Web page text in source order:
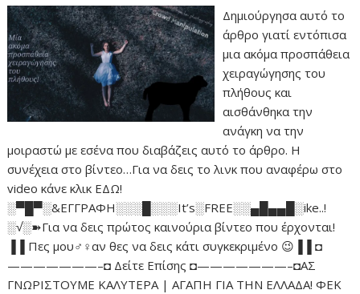
Δημιούργησα αυτό το
άρθρο γιατί εντόπισα
μια ακόμα προσπάθεια
χειραγώγησης του
πλήθους και
αισθάνθηκα την
ανάγκη να την
μοιραστώ με εσένα που διαβάζεις αυτό το άρθρο. Η
συνέχεια στο βίντεο…Για να δεις το λινκ που αναφέρω στο
video κάνε κλικ ΕΔΩ!
░▀█▀░&ΕΓΓΡΑΦΗ░░░█░░░It’s░FREE░░▄█▄▄█░ike..!
░√░➽Για να δεις πρώτος καινούρια βίντεο που έρχονται!
▐▐ Πες μου♂♀αν θες να δεις κάτι συγκεκριμένο 😉▐▐ ◘
———————–◘ Δείτε Επίσης ◘———————–◘ΑΣ
ΓΝΩΡΙΣΤΟΥΜΕ ΚΑΛΥΤΕΡΑ | ΑΓΑΠΗ ΓΙΑ ΤΗΝ ΕΛΛΑΔΑ! ΦΕΚ